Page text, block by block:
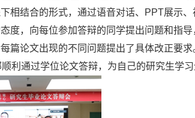
相结合的形式，通过语音对话、
PPT展示
度，向每位参加答辩的同学提出问题和指
篇论文出现的不同问题提出了具体改正要
利通过学位论文答辩，为自己的研究生学习